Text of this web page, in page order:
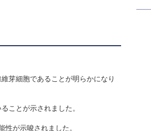
芽細胞であることが明らかになり
ことが示されました。
が示唆されました。